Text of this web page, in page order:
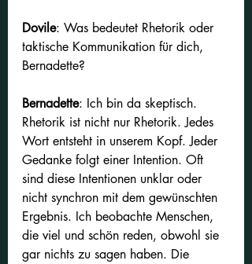
Dovile: Was bedeutet Rhetorik oder
taktische Kommunikation für dich,
Bernadette?
Bernadette: Ich bin da skeptisch.
Rhetorik ist nicht nur Rhetorik. Jedes
Wort entsteht in unserem Kopf. Jeder
Gedanke folgt einer Intention. Oft
sind diese Intentionen unklar oder
nicht synchron mit dem gewünschten
Ergebnis. Ich beobachte Menschen,
die viel und schön reden, obwohl sie
gar nichts zu sagen haben. Die